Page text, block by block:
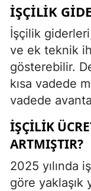
İŞÇILIK
İşçilik
ve ek teknik
gösterebilir.
kısa vadede
vadede
İŞÇILIK
ARTMIŞTIR?
2025 yılında
göre yaklaşık